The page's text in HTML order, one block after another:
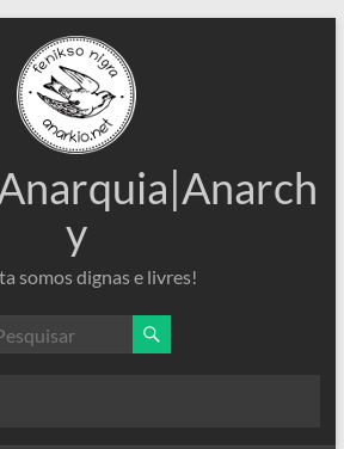
y
somos dignas e livres!